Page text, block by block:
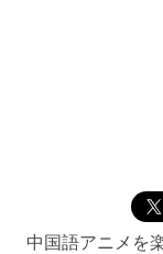
中国語アニメを